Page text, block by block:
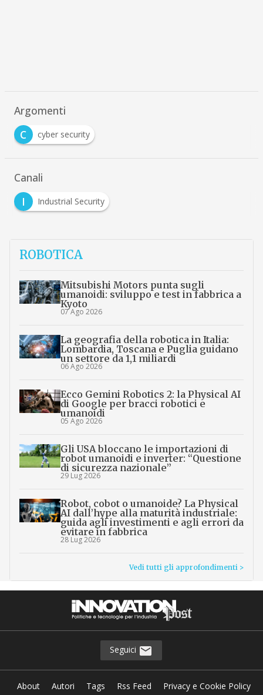
Argomenti
C
cyber security
Canali
I
Industrial Security
ROBOTICA
Mitsubishi Motors punta sugli
umanoidi: sviluppo e test in fabbrica a
Kyoto
07 Ago 2026
La geografia della robotica in Italia:
Lombardia, Toscana e Puglia guidano
un settore da 1,1 miliardi
06 Ago 2026
Ecco Gemini Robotics 2: la Physical AI
di Google per bracci robotici e
umanoidi
05 Ago 2026
Gli USA bloccano le importazioni di
robot umanoidi e inverter: “Questione
di sicurezza nazionale”
29 Lug 2026
Robot, cobot o umanoide? La Physical
AI dall’hype alla maturità industriale:
guida agli investimenti e agli errori da
evitare in fabbrica
28 Lug 2026
Vedi tutti gli approfondimenti >
Seguici
About Autori Tags Rss Feed
Privacy e Cookie Policy